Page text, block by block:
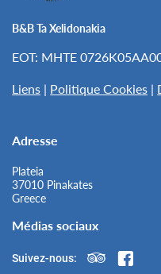
B&B Ta Xelidonakia
EOT: MHTE
Liens | Politique Cookies |
Adresse
Plateia
37010 Pinakates
Greece
Médias sociaux
Suivez-nous: